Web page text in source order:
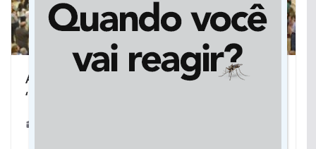
Após polêmica, padre realiza missa
‘normal’ em Dourados